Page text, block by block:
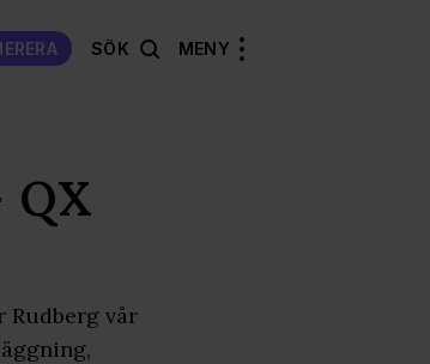
SÖK MENY
QX
Rudberg vår